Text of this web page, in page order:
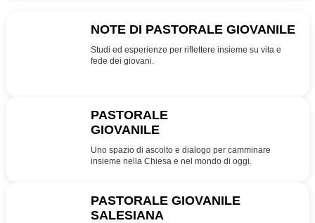
NOTE DI PASTORALE GIOVANILE
Studi ed esperienze per riflettere insieme su vita e
fede dei giovani.
PASTORALE
GIOVANILE
Uno spazio di ascolto e dialogo per camminare
insieme nella Chiesa e nel mondo di oggi.
PASTORALE GIOVANILE
SALESIANA